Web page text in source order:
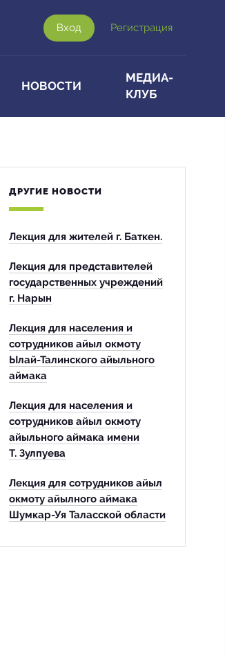
Вход Регистрация
НОВОСТИ
МЕДИА-
КЛУБ
ДРУГИЕ НОВОСТИ
Лекция для жителей г. Баткен.
Лекция для представителей
государственных учреждений
г. Нарын
Лекция для населения и
сотрудников айыл окмоту
Ылай-Талинского айыльного
аймака
Лекция для населения и
сотрудников айыл окмоту
айыльного аймака имени
Т. Зулпуева
Лекция для сотрудников айыл
окмоту айылного аймака
Шумкар-Уя Таласской области